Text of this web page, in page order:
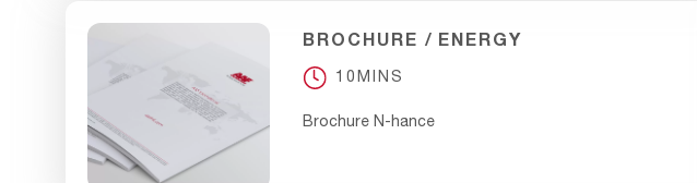
BROCHURE ENERGY
10MINS
Brochure N-hance